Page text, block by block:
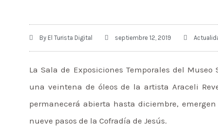
By El Turista Digital septiembre 12, 2019
La Sala de Exposiciones Temporales del
una veintena de óleos de la artista Araceli
permanecerá abierta hasta diciembre,
nueve pasos de la Cofradía de Jesús.